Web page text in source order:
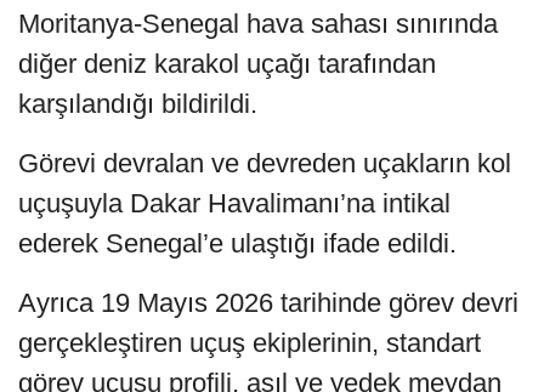
Moritanya-Senegal hava sahası sınırında
diğer deniz karakol uçağı tarafından
karşılandığı bildirildi.
Görevi devralan ve devreden uçakların kol
uçuşuyla Dakar Havalimanı’na intikal
ederek Senegal’e ulaştığı ifade edildi.
Ayrıca 19 Mayıs 2026 tarihinde görev devri
gerçekleştiren uçuş ekiplerinin, standart
görev uçuşu profili, asıl ve yedek meydan